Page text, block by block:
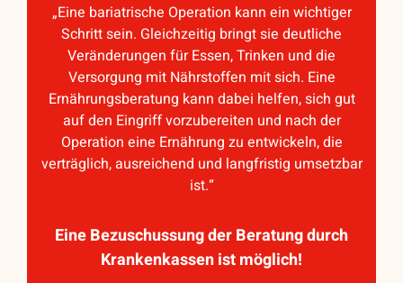
„Eine bariatrische Operation kann ein wichtiger
Schritt sein. Gleichzeitig bringt sie deutliche
Veränderungen für Essen, Trinken und die
Versorgung mit Nährstoffen mit sich. Eine
Ernährungsberatung kann dabei helfen, sich gut
auf den Eingriff vorzubereiten und nach der
Operation eine Ernährung zu entwickeln, die
verträglich, ausreichend und langfristig umsetzbar
ist.“
Eine Bezuschussung der Beratung durch
Krankenkassen ist möglich!